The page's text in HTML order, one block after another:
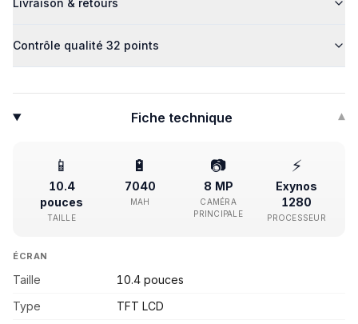
Contrôle qualité 32 points
Fiche technique ▾
📱
10.4
pouces
TAILLE
🔋
7040
MAH
📷
8 MP
CAMÉRA
PRINCIPALE
⚡
Exynos
1280
PROCESSEUR
ÉCRAN
Taille
10.4 pouces
Type
TFT LCD